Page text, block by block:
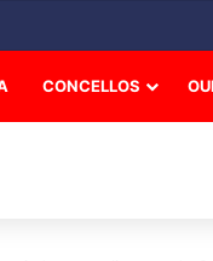
CONCELLOS